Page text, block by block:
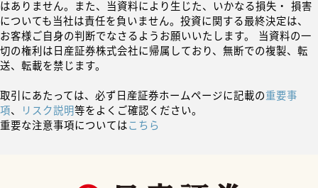
はありません。また、当資料により生じた、いかなる損失・ 損害
についても当社は責任を負いません。投資に関する最終決定は、
お客様ご自身の判断でなさるようお願いいたします。 当資料の一
切の権利は日産証券株式会社に帰属しており、無断での複製、転
送、転載を禁じます。
取引にあたっては、必ず日産証券ホームページに記載の重要事
項、 リスク説明等をよくご確認ください。
重要な注意事項についてはこちら